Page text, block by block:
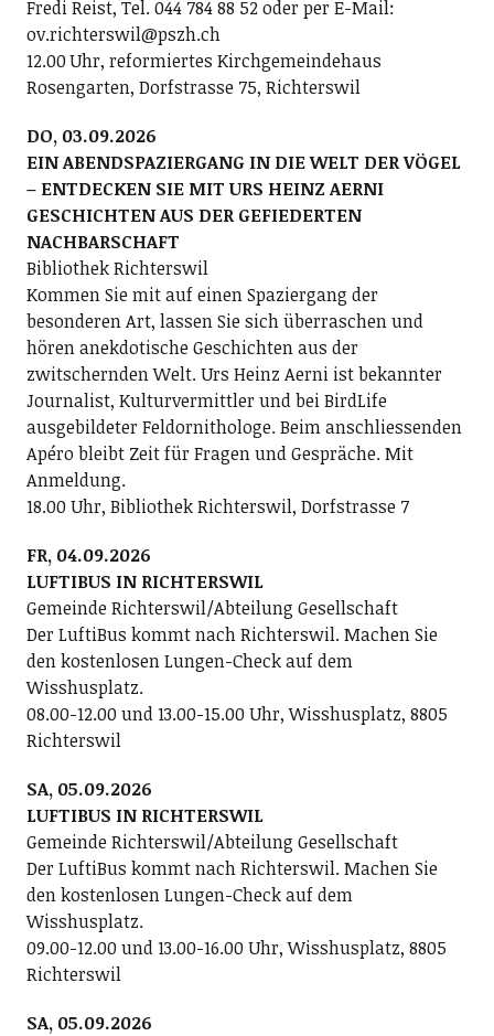
Fredi Reist, Tel. 044 784 88 52 oder per E-Mail:
ov.richterswil@pszh.ch
12.00 Uhr, reformiertes Kirchgemeindehaus
Rosengarten, Dorfstrasse 75, Richterswil
DO, 03.09.2026
EIN ABENDSPAZIERGANG IN DIE WELT DER VÖGEL
– ENTDECKEN SIE MIT URS HEINZ AERNI
GESCHICHTEN AUS DER GEFIEDERTEN
NACHBARSCHAFT
Bibliothek Richterswil
Kommen Sie mit auf einen Spaziergang der
besonderen Art, lassen Sie sich überraschen und
hören anekdotische Geschichten aus der
zwitschernden Welt. Urs Heinz Aerni ist bekannter
Journalist, Kulturvermittler und bei BirdLife
ausgebildeter Feldornithologe. Beim anschliessenden
Apéro bleibt Zeit für Fragen und Gespräche. Mit
Anmeldung.
18.00 Uhr, Bibliothek Richterswil, Dorfstrasse 7
FR, 04.09.2026
LUFTIBUS IN RICHTERSWIL
Gemeinde Richterswil/Abteilung Gesellschaft
Der LuftiBus kommt nach Richterswil. Machen Sie
den kostenlosen Lungen-Check auf dem
Wisshusplatz.
08.00-12.00 und 13.00-15.00 Uhr, Wisshusplatz, 8805
Richterswil
SA, 05.09.2026
LUFTIBUS IN RICHTERSWIL
Gemeinde Richterswil/Abteilung Gesellschaft
Der LuftiBus kommt nach Richterswil. Machen Sie
den kostenlosen Lungen-Check auf dem
Wisshusplatz.
09.00-12.00 und 13.00-16.00 Uhr, Wisshusplatz, 8805
Richterswil
SA, 05.09.2026